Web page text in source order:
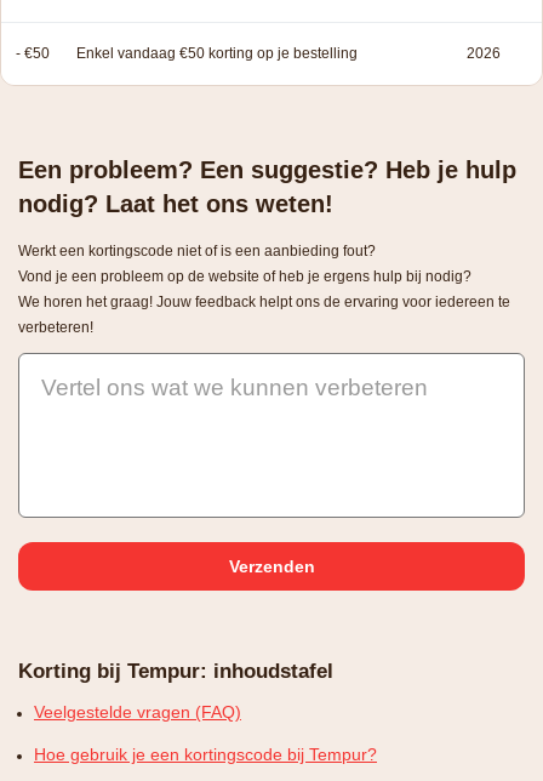
- €50 Enkel vandaag €50 korting op je bestelling 2026
Een probleem? Een suggestie? Heb je hulp
nodig? Laat het ons weten!
Werkt een kortingscode niet of is een aanbieding fout?
Vond je een probleem op de website of heb je ergens hulp bij nodig?
We horen het graag! Jouw feedback helpt ons de ervaring voor iedereen te
verbeteren!
Vertel ons wat we kunnen verbeteren
Korting bij Tempur: inhoudstafel
Veelgestelde vragen (FAQ)
Hoe gebruik je een kortingscode bij Tempur?